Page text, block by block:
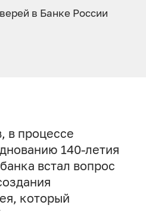
в Банке России
в процессе
140-летия
встал вопрос
который